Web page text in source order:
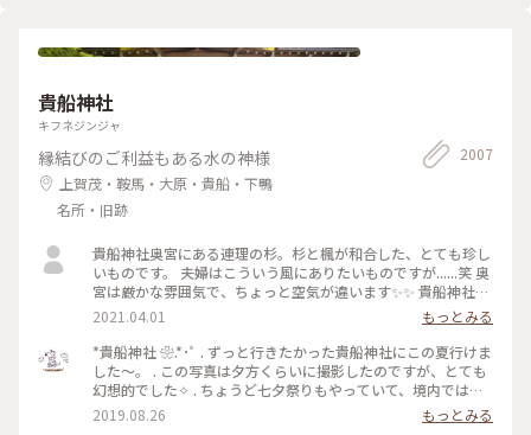
香りのミルクチョコやルビーチョコを使用し、 一枚ずつ違う
桜 #桜スイーツ #和スイーツ #チョコレート #お取り寄せ #手み
やげ #おみやげ
貴船神社
キフネジンジャ
縁結びのご利益もある水の神様
上賀茂・鞍馬・大原・貴船・下鴨
名所・旧跡
2007
貴船神社奥宮にある連理の杉。杉と楓が和合した、とても珍し
いものです。 夫婦はこういう風にありたいものですが......笑 奥
宮は厳かな雰囲気で、ちょっと空気が違います✨✨ 貴船神社ま
で行かれたら、是非行ってみてほしいです。
2021.04.01
もっとみる
*貴船神社 ❀.*･ﾟ . ずっと行きたかった貴船神社にこの夏行けま
した～。 . この写真は夕方くらいに撮影したのですが、とても
幻想的でした✧︎ . ちょうど七夕祭りもやっていて、境内では七
夕がたくさんありました🎋✧̣̥̇ . #貴船神社 #神社巡り #旅のひと
とき #夏旅2019
2019.08.26 もっとみる